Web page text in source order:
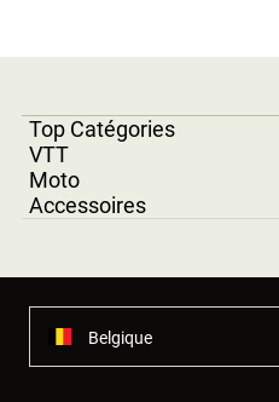
Top Catégories
VTT
Moto
Accessoires
Belgique